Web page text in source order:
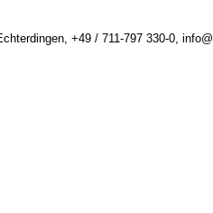
+49 / 711-797 330-0,